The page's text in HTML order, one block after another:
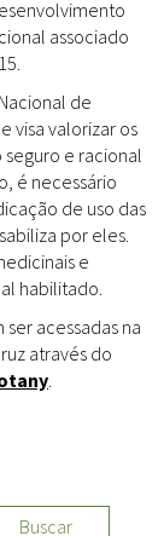
associado
de
visa valorizar os
e racional
é necessário
de uso das
por eles.
e
habilitado.
acessadas na
através do
.
Buscar